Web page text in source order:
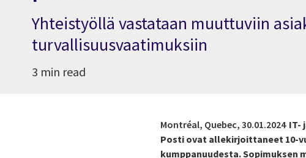
Yhteistyöllä vastataan muuttuviin
turvallisuusvaatimuksiin
3 min read
Montréal, Quebec, 30.01.2024 IT-
Posti ovat allekirjoittaneet 10-
kumppanuudesta. Sopimuksen